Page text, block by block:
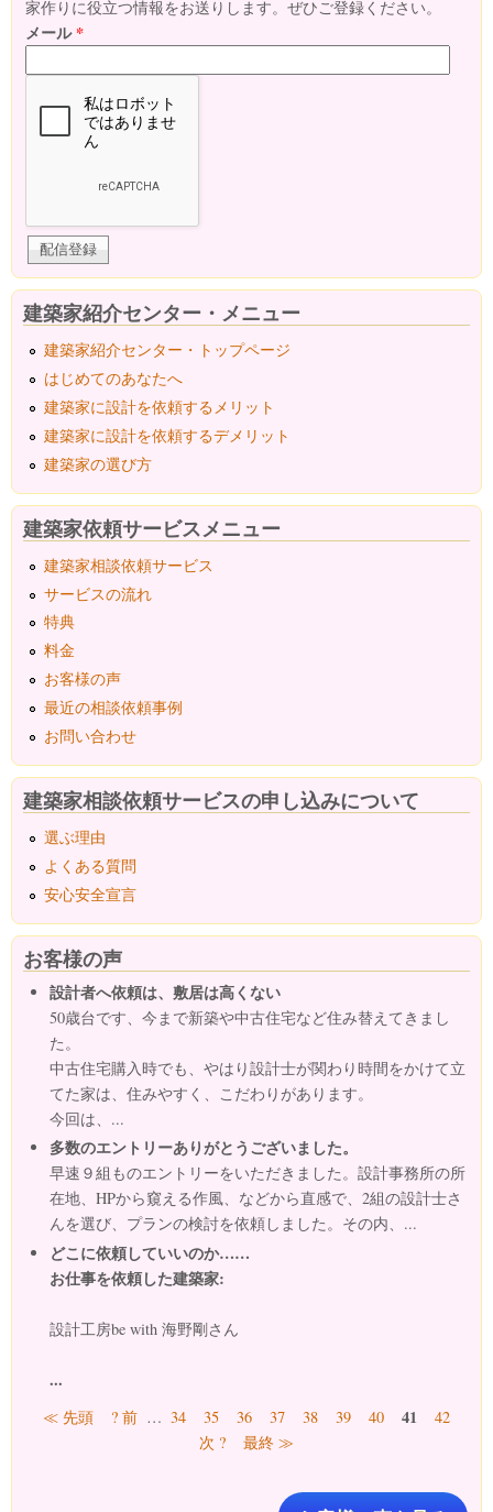
家作りに役立つ情報をお送りします。ぜひご登録ください。
メール*
建築家紹介センター・メニュー
建築家紹介センター・トップページ
はじめてのあなたへ
建築家に設計を依頼するメリット
建築家に設計を依頼するデメリット
建築家の選び方
建築家依頼サービスメニュー
建築家相談依頼サービス
サービスの流れ
特典
料金
お客様の声
最近の相談依頼事例
お問い合わせ
建築家相談依頼サービスの申し込みについて
選ぶ理由
よくある質問
安心安全宣言
お客様の声
設計者へ依頼は、敷居は高くない
50歳台です、今まで新築や中古住宅など住み替えてきまし
た。
中古住宅購入時でも、やはり設計士が関わり時間をかけて立
てた家は、住みやすく、こだわりがあります。
今回は、...
多数のエントリーありがとうございました。
早速９組ものエントリーをいただきました。設計事務所の所
在地、HPから窺える作風、などから直感で、2組の設計士さ
んを選び、プランの検討を依頼しました。その内、...
どこに依頼していいのか……
お仕事を依頼した建築家:
設計工房be with 海野剛さん
...
ページ
≪ 先頭 ? 前 … 34 35 36 37 38 39 40 41
42
次 ?
最終 ≫